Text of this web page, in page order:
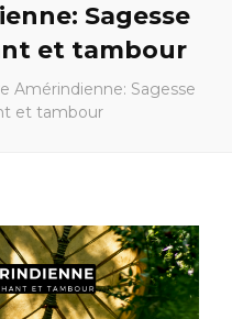
Sagesse
et tambour
Amérindienne: Sagesse
et tambour